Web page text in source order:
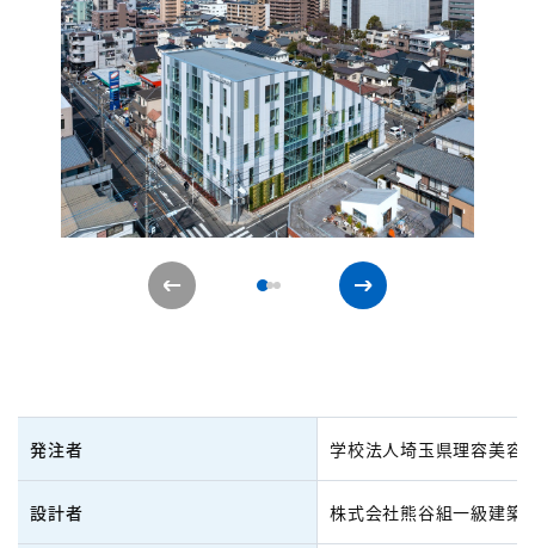
発注者 学校法人埼玉県理容美容
設計者 株式会社熊谷組一級建築